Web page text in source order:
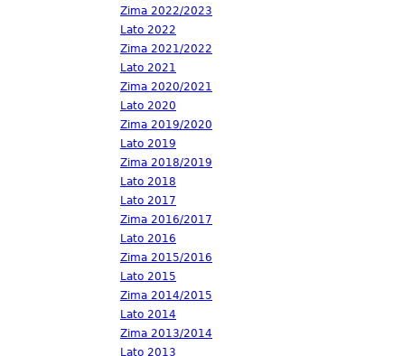
Zima 2022/2023
Lato 2022
Zima 2021/2022
Lato 2021
Zima 2020/2021
Lato 2020
Zima 2019/2020
Lato 2019
Zima 2018/2019
Lato 2018
Lato 2017
Zima 2016/2017
Lato 2016
Zima 2015/2016
Lato 2015
Zima 2014/2015
Lato 2014
Zima 2013/2014
Lato 2013